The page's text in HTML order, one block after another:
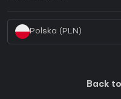
Polska (PLN)
Back